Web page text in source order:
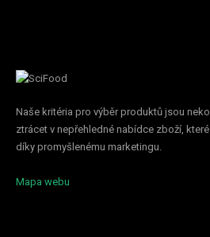
Naše kritéria pro výběr produktů jsou
ztrácet v nepřehledné nabídce zboží,
díky promyšlenému marketingu.
Mapa webu